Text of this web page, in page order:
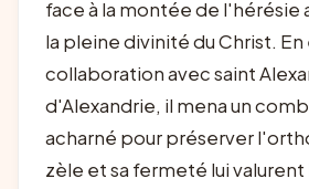
face à la montée de l'hérésie
la pleine divinité du Christ.
collaboration avec saint
d'Alexandrie, il mena un
acharné pour préserver
zèle et sa fermeté lui